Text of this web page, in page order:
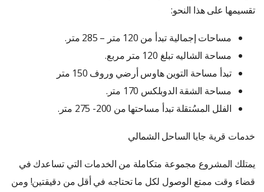
تقسيمها على هذا النحو:
مساحات إجمالية تبدأ من 120 متر – 285 متر.
مساحة الشاليه تبلغ 120 متر مربع.
تبدأ مساحة التوين هاوس أرضي وروف 150 متر
مساحة الشقة الدوبلكس 170 متر.
الفلل المسُتقلة تبدأ مساحتها من 200- 275 متر.
خدمات قرية جايا الساحل الشمالي
يمتلك المشروع مجموعة متكاملة من الخدمات التي تساعدك في
قضاء وقت ممتع الوصول لكل ما تحتاجه في أقل من دقيقتين! ومن